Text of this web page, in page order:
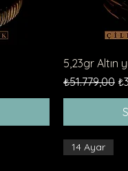
5,23gr Altın
Normal Fiyat
₺51.779,00
14 Ayar